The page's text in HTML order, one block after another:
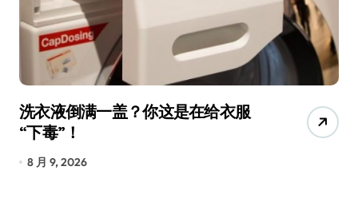
洗衣液倒满一盖？你这是在给衣服
“下毒”！
8 月 9, 2026